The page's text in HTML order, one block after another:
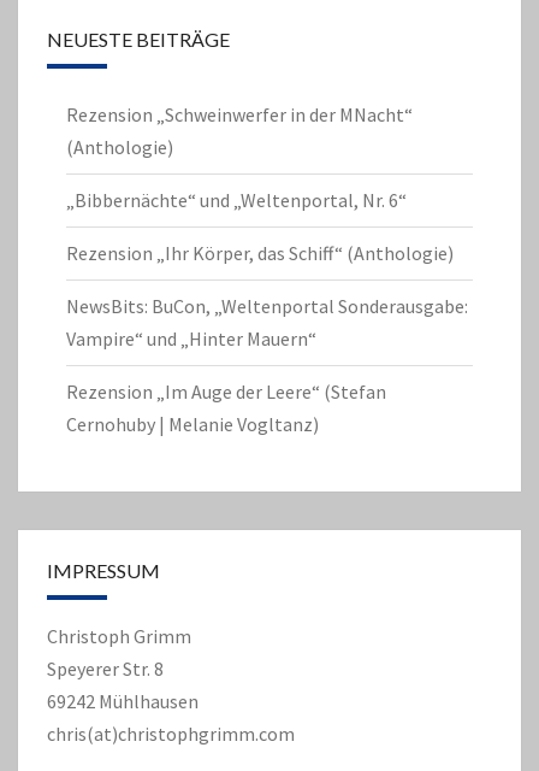
NEUESTE BEITRÄGE
Rezension „Schweinwerfer in der MNacht“
(Anthologie)
„Bibbernächte“ und „Weltenportal, Nr. 6“
Rezension „Ihr Körper, das Schiff“ (Anthologie)
NewsBits: BuCon, „Weltenportal Sonderausgabe:
Vampire“ und „Hinter Mauern“
Rezension „Im Auge der Leere“ (Stefan
Cernohuby | Melanie Vogltanz)
IMPRESSUM
Christoph Grimm
Speyerer Str. 8
69242 Mühlhausen
chris(at)christophgrimm.com